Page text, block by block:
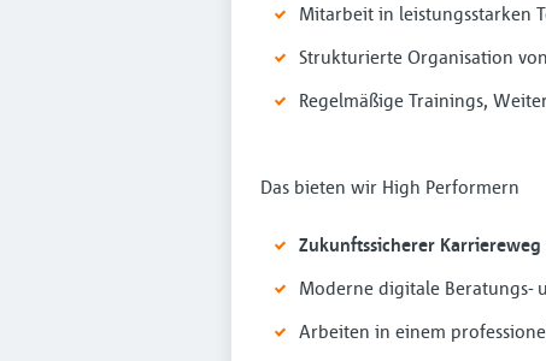
Mitarbeit in leistungsstarken
Strukturierte Organisation
Regelmäßige Trainings,
Das bieten wir High Performern
Zukunftssicherer Karriereweg
Moderne digitale Beratungs-
Arbeiten in einem